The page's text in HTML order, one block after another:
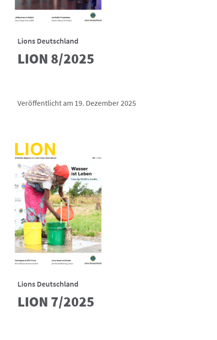
Lions Deutschland
LION 8/2025
Veröffentlicht am 19. Dezember 2025
Lions Deutschland
LION 7/2025